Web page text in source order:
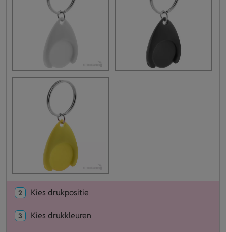
2 Kies drukpositie
3 Kies drukkleuren